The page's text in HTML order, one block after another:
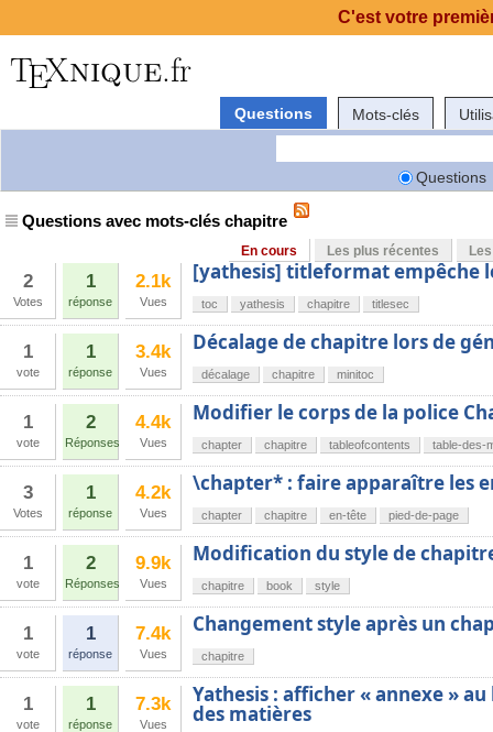
Questions Mots-clés
Questions
Questions avec mots-clés chapitre
En cours Les plus récentes
2
Votes
1
réponse
2.1k
Vues
[yathesis] titleformat empêche
toc yathesis chapitre titlesec
1
vote
1
réponse
3.4k
Vues
Décalage de chapitre lors de
décalage chapitre minitoc
1
vote
2
Réponses
4.4k
Vues
Modifier le corps de la police
chapter chapitre tableofcontents table-des-
3
Votes
1
réponse
4.2k
Vues
\chapter* : faire apparaître les
chapter chapitre en-tête pied-de-page
1
vote
2
Réponses
9.9k
Vues
Modification du style de
chapitre book style
1
vote
1
réponse
7.4k
Vues
Changement style après un
chapitre
1
vote
1
réponse
7.3k
Vues
Yathesis : afficher « annexe »
des matières
C'est votre